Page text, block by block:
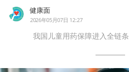
健康面
2026年05月07日 12:27
我国儿童用药保障进入全链条